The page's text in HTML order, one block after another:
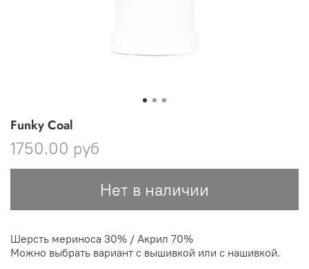
Funky Coal
1750.00 руб
Нет в наличии
Шерсть мериноса 30% / Акрил 70%
Можно выбрать вариант с вышивкой или с нашивкой.